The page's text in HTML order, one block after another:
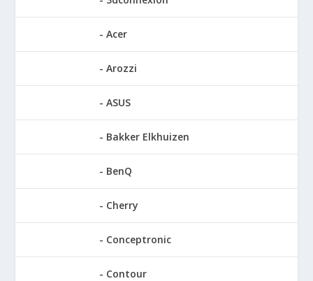
Acer
Arozzi
ASUS
Bakker Elkhuizen
BenQ
Cherry
Conceptronic
Contour